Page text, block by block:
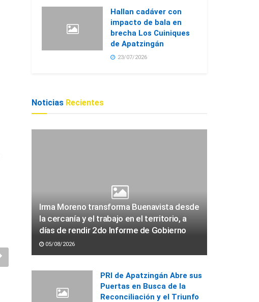
Hallan cadáver con
impacto de bala en
brecha Los Cuiniques
de Apatzingán
23/07/2026
Noticias Recientes
Irma Moreno transforma Buenavista desde
la cercanía y el trabajo en el territorio, a
días de rendir 2do Informe de Gobierno
05/08/2026
PRI de Apatzingán Abre sus
Puertas en Busca de la
Reconciliación y el Triunfo